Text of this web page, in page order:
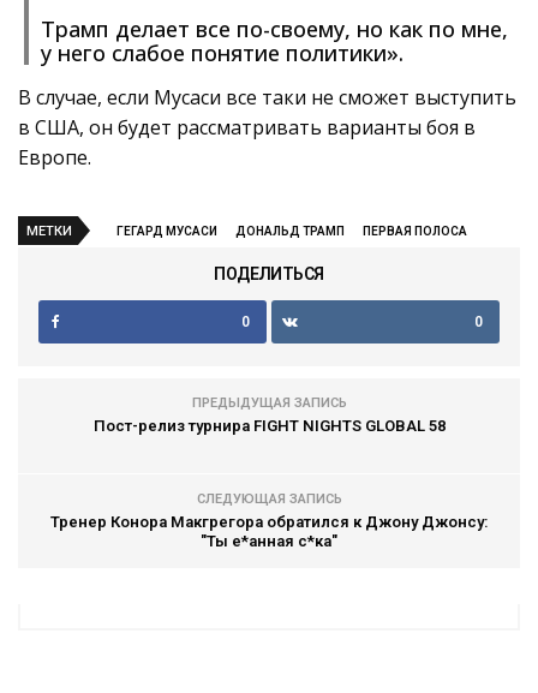
Трамп делает все по-своему, но как по мне,
у него слабое понятие политики».
В случае, если Мусаси все таки не сможет выступить
в США, он будет рассматривать варианты боя в
Европе.
МЕТКИ ГЕГАРД МУСАСИ ДОНАЛЬД ТРАМП ПЕРВАЯ ПОЛОСА
ПОДЕЛИТЬСЯ
0 0
ПРЕДЫДУЩАЯ ЗАПИСЬ
Пост-релиз турнира FIGHT NIGHTS GLOBAL 58
СЛЕДУЮЩАЯ ЗАПИСЬ
Тренер Конора Макгрегора обратился к Джону Джонсу:
"Ты е*анная с*ка"